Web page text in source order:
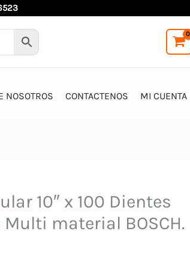
NOSOTROS CONTACTENOS MI CUENTA
10″ x 100 Dientes
material BOSCH.